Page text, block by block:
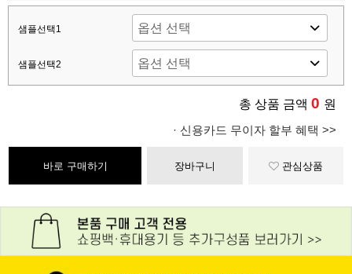
샘플선택1
샘플선택2
총 상품 금액 0 원
· 신용카드 무이자 할부 혜택 >>
바로 구매하기 장바구니 관심상품